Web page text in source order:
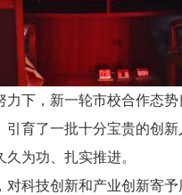
，新一轮市校合作态势
育了一批十分宝贵的创
为功、扎实推进。
技创新和产业创新寄予